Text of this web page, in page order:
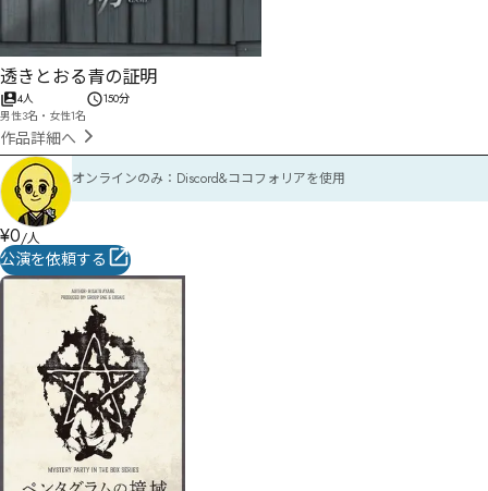
透きとおる青の証明
4人
男性3名・女性1名
150分
作品詳細へ
オンラインのみ：Discord&ココフォリアを使用
¥0/人
公演を依頼する